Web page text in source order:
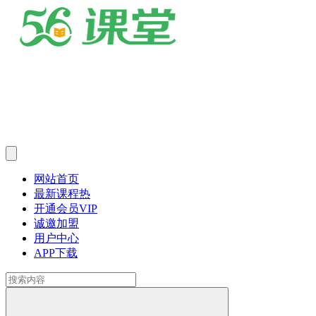
网站首页
最新课程热
开通会员VIP
诚邀加盟
用户中心
APP下载